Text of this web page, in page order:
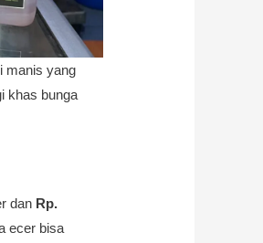
manis yang
khas bunga
dan Rp.
ecer bisa